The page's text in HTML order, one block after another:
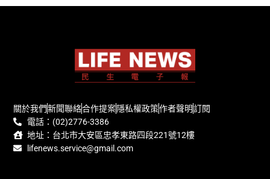
關於我們新聞聯絡合作提案隱私權政策作者聲明訂閱
電話：(02)2776-3386
地址：台北市大安區忠孝東路四段221號12樓
lifenews.service@gmail.com